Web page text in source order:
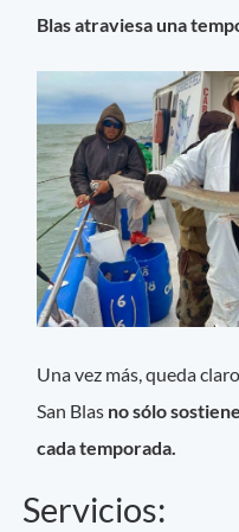
Blas atraviesa una
Una vez más, queda
San Blas no sólo
cada temporada.
Servicios: